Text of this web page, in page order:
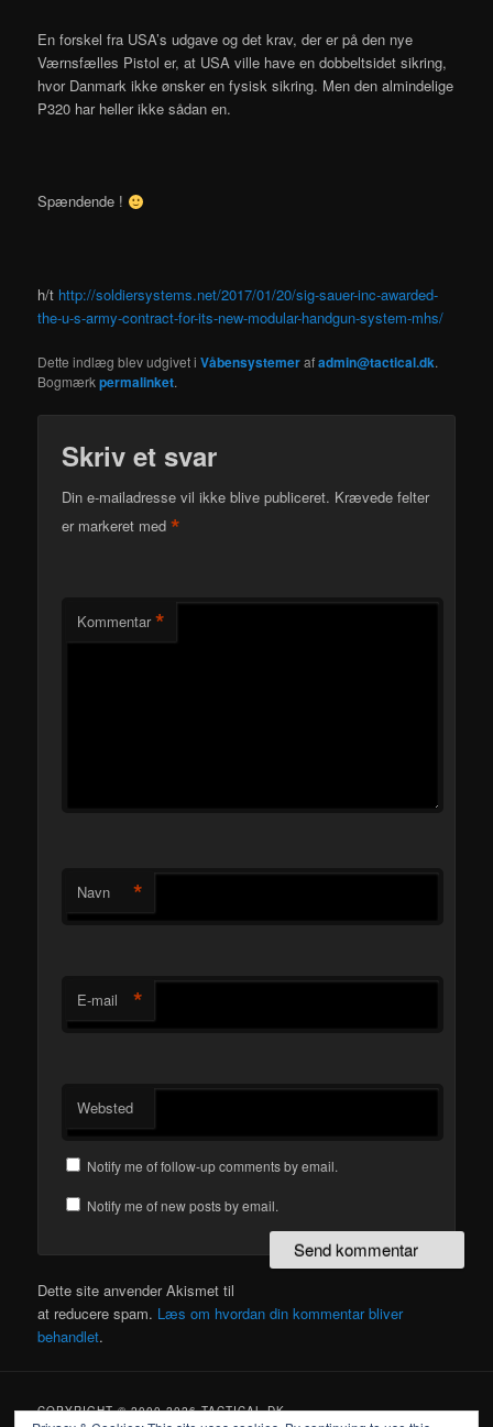
En forskel fra USA’s udgave og det krav, der er på den nye
Værnsfælles Pistol er, at USA ville have en dobbeltsidet sikring,
hvor Danmark ikke ønsker en fysisk sikring. Men den almindelige
P320 har heller ikke sådan en.
Spændende !
h/t http://soldiersystems.net/2017/01/20/sig-sauer-inc-awarded-
the-u-s-army-contract-for-its-new-modular-handgun-system-mhs/
Dette indlæg blev udgivet iVåbensystemerafadmin@tactical.dk.
Bogmærkpermalinket.
Skriv et svar
Din e-mailadresse vil ikke blive publiceret. Krævede felter
er markeret med*
Kommentar *
Navn *
E-mail *
Websted
Notify me of follow-up comments by email.
Notify me of new posts by email.
Dette site anvender Akismet til
at reducere spam. Læs om hvordan din kommentar bliver
behandlet.
COPYRIGHT © 2000-2026 TACTICAL.DK